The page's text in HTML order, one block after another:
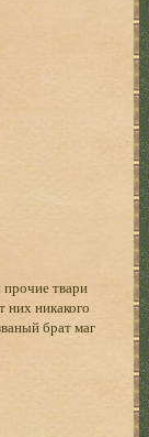
твари
них никакого
брат маг